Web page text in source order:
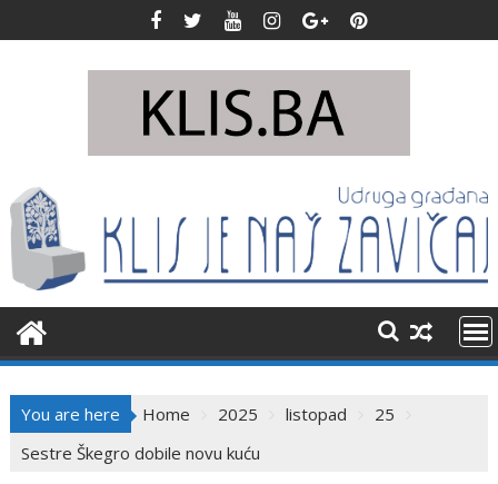
to
You are here Home 2025 listopad
25
Sestre Škegro dobile novu kuću